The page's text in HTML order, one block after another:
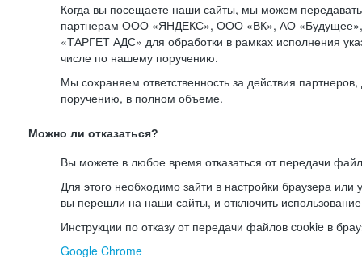
Когда вы посещаете наши сайты, мы можем
партнерам ООО «ЯНДЕКС», ООО «ВК», АО
«ТАРГЕТ АДС» для обработки в рамках исполнения
числе по нашему поручению.
Мы сохраняем ответственность за действия
поручению, в полном объеме.
Можно ли отказаться?
Вы можете в любое время отказаться от передачи
Для этого необходимо зайти в настройки браузера или
вы перешли на наши сайты, и отключить
Инструкции по отказу от передачи файлов cookie в
Google Chrome